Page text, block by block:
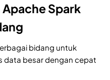
Spark
bidang untuk
data besar dengan cepat